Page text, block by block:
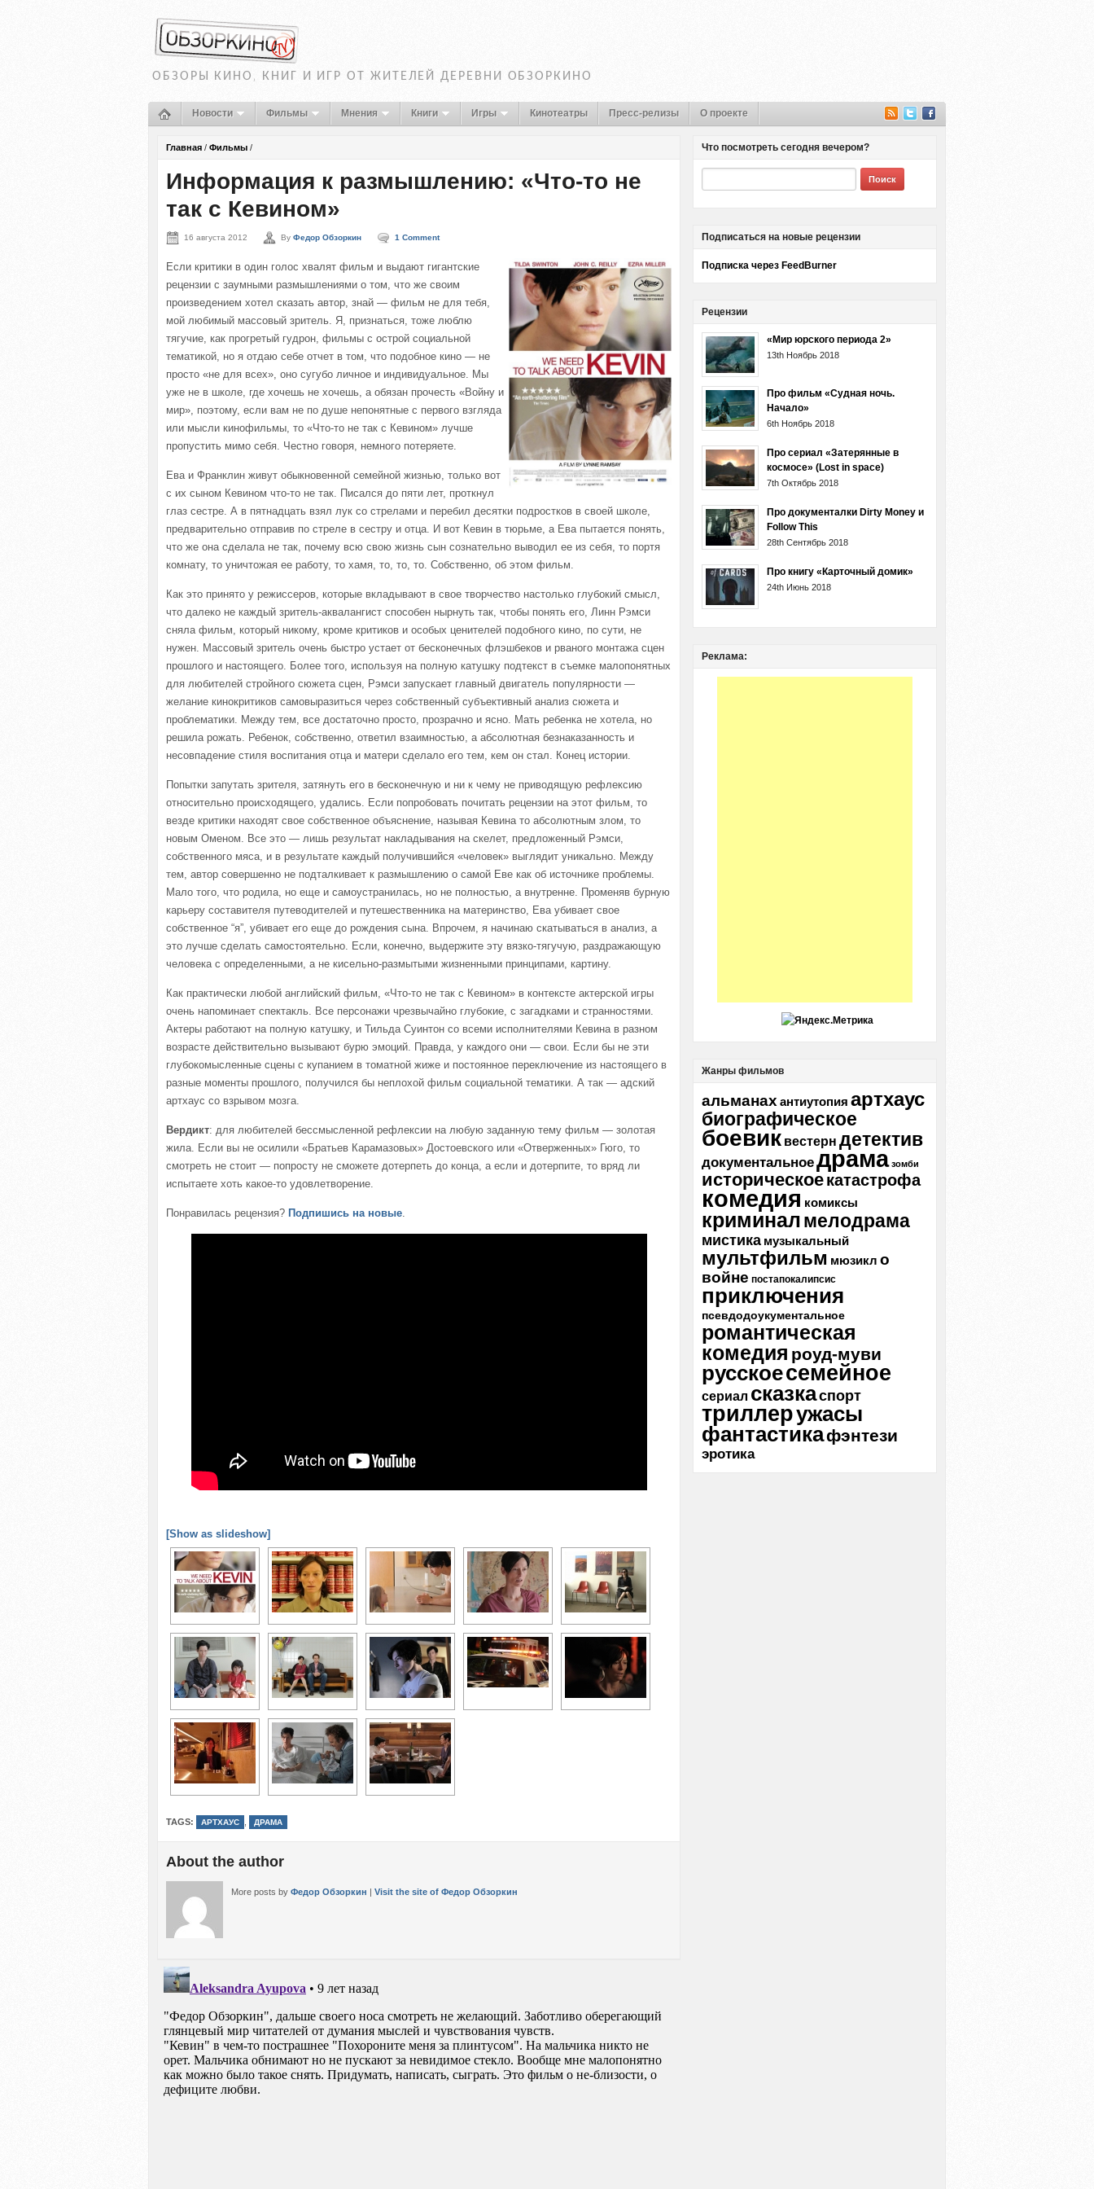
ОБЗОРЫ КИНО, КНИГ И ИГР ОТ ЖИТЕЛЕЙ ДЕРЕВНИ ОБЗОРКИНО
Новости Фильмы Мнения Книги Игры Кинотеатры Пресс-релизы О проекте
Главная / Фильмы /
Информация к размышлению: «Что-то не
так с Кевином»
16 августа 2012 By Федор Обзоркин 1 Comment
Если критики в один голос хвалят фильм и выдают гигантские
рецензии с заумными размышлениями о том, что же своим
произведением хотел сказать автор, знай — фильм не для тебя,
мой любимый массовый зритель. Я, признаться, тоже люблю
тягучие, как прогретый гудрон, фильмы с острой социальной
тематикой, но я отдаю себе отчет в том, что подобное кино — не
просто «не для всех», оно сугубо личное и индивидуальное. Мы
уже не в школе, где хочешь не хочешь, а обязан прочесть «Войну и
мир», поэтому, если вам не по душе непонятные с первого взгляда
или мысли кинофильмы, то «Что-то не так с Кевином» лучше
пропустить мимо себя. Честно говоря, немного потеряете.
Ева и Франклин живут обыкновенной семейной жизнью, только вот
с их сыном Кевином что-то не так. Писался до пяти лет, проткнул
глаз сестре. А в пятнадцать взял лук со стрелами и перебил десятки подростков в своей школе,
предварительно отправив по стреле в сестру и отца. И вот Кевин в тюрьме, а Ева пытается понять,
что же она сделала не так, почему всю свою жизнь сын сознательно выводил ее из себя, то портя
комнату, то уничтожая ее работу, то хамя, то, то, то. Собственно, об этом фильм.
Как это принято у режиссеров, которые вкладывают в свое творчество настолько глубокий смысл,
что далеко не каждый зритель-аквалангист способен нырнуть так, чтобы понять его, Линн Рэмси
сняла фильм, который никому, кроме критиков и особых ценителей подобного кино, по сути, не
нужен. Массовый зритель очень быстро устает от бесконечных флэшбеков и рваного монтажа сцен
прошлого и настоящего. Более того, используя на полную катушку подтекст в съемке малопонятных
для любителей стройного сюжета сцен, Рэмси запускает главный двигатель популярности —
желание кинокритиков самовыразиться через собственный субъективный анализ сюжета и
проблематики. Между тем, все достаточно просто, прозрачно и ясно. Мать ребенка не хотела, но
решила рожать. Ребенок, собственно, ответил взаимностью, а абсолютная безнаказанность и
несовпадение стиля воспитания отца и матери сделало его тем, кем он стал. Конец истории.
Попытки запутать зрителя, затянуть его в бесконечную и ни к чему не приводящую рефлексию
относительно происходящего, удались. Если попробовать почитать рецензии на этот фильм, то
везде критики находят свое собственное объяснение, называя Кевина то абсолютным злом, то
новым Оменом. Все это — лишь результат накладывания на скелет, предложенный Рэмси,
собственного мяса, и в результате каждый получившийся «человек» выглядит уникально. Между
тем, автор совершенно не подталкивает к размышлению о самой Еве как об источнике проблемы.
Мало того, что родила, но еще и самоустранилась, но не полностью, а внутренне. Променяв бурную
карьеру составителя путеводителей и путешественника на материнство, Ева убивает свое
собственное “я”, убивает его еще до рождения сына. Впрочем, я начинаю скатываться в анализ, а
это лучше сделать самостоятельно. Если, конечно, выдержите эту вязко-тягучую, раздражающую
человека с определенными, а не кисельно-размытыми жизненными принципами, картину.
Как практически любой английский фильм, «Что-то не так с Кевином» в контексте актерской игры
очень напоминает спектакль. Все персонажи чрезвычайно глубокие, с загадками и странностями.
Актеры работают на полную катушку, и Тильда Суинтон со всеми исполнителями Кевина в разном
возрасте действительно вызывают бурю эмоций. Правда, у каждого они — свои. Если бы не эти
глубокомысленные сцены с купанием в томатной жиже и постоянное переключение из настоящего в
разные моменты прошлого, получился бы неплохой фильм социальной тематики. А так — адский
артхаус со взрывом мозга.
Вердикт: для любителей бессмысленной рефлексии на любую заданную тему фильм — золотая
жила. Если вы не осилили «Братьев Карамазовых» Достоевского или «Отверженных» Гюго, то
смотреть не стоит — попросту не сможете дотерпеть до конца, а если и дотерпите, то вряд ли
испытаете хоть какое-то удовлетворение.
Понравилась рецензия? Подпишись на новые.
[Show as slideshow]
TAGS: АРТХАУС ДРАМА
About the author
More posts by Федор Обзоркин | Visit the site of Федор Обзоркин
Что посмотреть сегодня вечером?
Подписаться на новые рецензии
Подписка через FeedBurner
Рецензии
«Мир юрского периода 2»
13th Ноябрь 2018
Про фильм «Судная ночь.
Начало»
6th Ноябрь 2018
Про сериал «Затерянные в
космосе» (Lost in space)
7th Октябрь 2018
Про документалки Dirty Money и
Follow This
28th Сентябрь 2018
Про книгу «Карточный домик»
24th Июнь 2018
Реклама:
Жанры фильмов
альманах антиутопия артхаус
биографическое
боевик вестерн детектив
документальноедрама зомби
историческоекатастрофа
комедия комиксы
криминалмелодрама
мистика музыкальный
мультфильм мюзикл о
войне постапокалипсис
приключения
псевдодоукументальное
романтическая
комедия роуд-муви
русскоесемейное
сериал сказкаспорт
триллеружасы
фантастикафэнтези
эротика